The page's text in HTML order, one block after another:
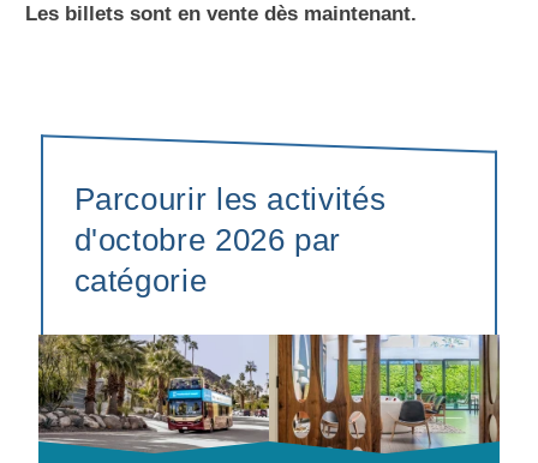
Les billets sont en vente dès maintenant.
Parcourir les activités
d'octobre 2026 par
catégorie